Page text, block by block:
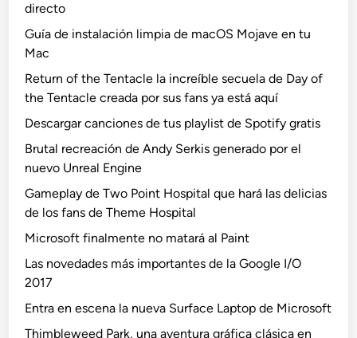
directo
Guía de instalación limpia de macOS Mojave en tu
Mac
Return of the Tentacle la increíble secuela de Day of
the Tentacle creada por sus fans ya está aquí
Descargar canciones de tus playlist de Spotify gratis
Brutal recreación de Andy Serkis generado por el
nuevo Unreal Engine
Gameplay de Two Point Hospital que hará las delicias
de los fans de Theme Hospital
Microsoft finalmente no matará al Paint
Las novedades más importantes de la Google I/O
2017
Entra en escena la nueva Surface Laptop de Microsoft
Thimbleweed Park, una aventura gráfica clásica en